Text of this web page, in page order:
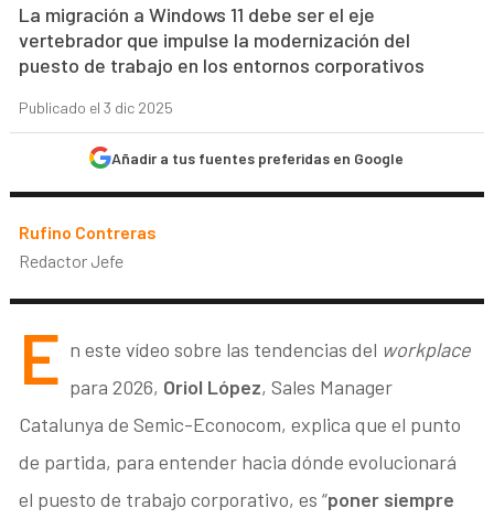
La migración a Windows 11 debe ser el eje
vertebrador que impulse la modernización del
puesto de trabajo en los entornos corporativos
Publicado el 3 dic 2025
Añadir a tus fuentes preferidas en Google
Rufino Contreras
Redactor Jefe
E n este vídeo sobre las tendencias del workplace
para 2026, Oriol López, Sales Manager
Catalunya de Semic-Econocom, explica que el punto
de partida, para entender hacia dónde evolucionará
el puesto de trabajo corporativo, es “poner siempre